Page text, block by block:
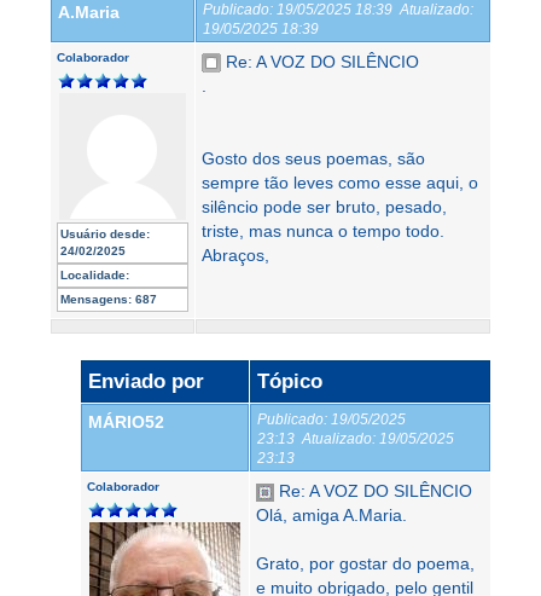
A.Maria Publicado: 19/05/2025 18:39 Atualizado:
19/05/2025 18:39
Colaborador
Usuário desde:
24/02/2025
Localidade:
Mensagens: 687
Re: A VOZ DO SILÊNCIO
Gosto dos seus poemas, são
sempre tão leves como esse aqui, o
silêncio pode ser bruto, pesado,
triste, mas nunca o tempo todo.
Abraços,
Enviado por Tópico
MÁRIO52 Publicado: 19/05/2025
23:13 Atualizado: 19/05/2025
23:13
Colaborador
Re: A VOZ DO SILÊNCIO
Olá, amiga A.Maria.
Grato, por gostar do poema,
e muito obrigado, pelo gentil